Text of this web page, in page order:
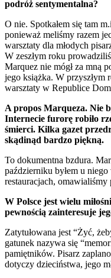
podróż sentymentalna?
O nie. Spotkałem się tam
ponieważ meliśmy razem
warsztaty dla młodych
W zeszłym roku
Marquez nie mógł za mną
jego książka. W przyszłym
warsztaty w Republice
A propos Marqueza. Nie
Internecie furorę robiło
śmierci. Kilka gazet
skądinąd bardzo piękną.
To dokumentna bzdura.
październiku byłem u
restauracjach,
W Polsce jest wielu
pewnością zainteresuje
Zatytułowana jest “Żyć,
gatunek nazywa się
pamiętników. Pisarz
dotyczy dzieciństwa, jego